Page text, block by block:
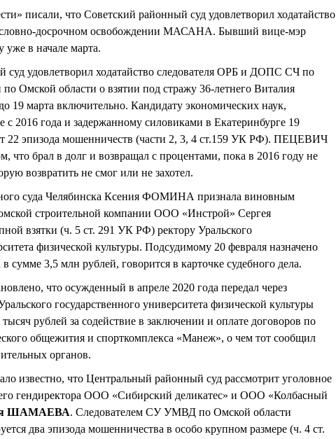
писали, что Советский районный суд удовлетворил ходатайство
досрочном освобождении МАСАНА. Бывший вице-мэр
уже в начале марта.
удовлетворил ходатайство следователя ОРБ и ДОПС СЧ по
области о взятии под стражу 36-летнего Виталия
марта включительно. Кандидату экономических наук,
с 2016 года и задержанному силовиками в Екатеринбурге 19
22 эпизода мошенничеств (части 2, 3, 4 ст.159 УК РФ). ПЕЦЕВИЧ
что брал в долг и возвращал с процентами, пока в 2016 году не
возвратить не смог или не захотел.
суда Челябинска Ксения ФОМИНА признала виновным
строительной компании ООО «Инстрой» Сергея
взятки (ч. 5 ст. 291 УК РФ) ректору Уральского
физической культуры. Подсудимому 20 февраля назначено
сумме 3,5 млн рублей, говорится в карточке судебного дела.
что осужденный в апреле 2020 года передал через
государственного университета физической культуры
рублей за содействие в заключении и оплате договоров по
общежития и спорткомплекса «Манеж», о чем тот сообщил
органов.
известно, что Центральный районный суд рассмотрит уголовное
гендиректора ООО «Сибирский деликатес» и ООО «Колбасный
ШАМАЕВА. Следователем СУ УМВД по Омской области
два эпизода мошенничества в особо крупном размере (ч. 4 ст.